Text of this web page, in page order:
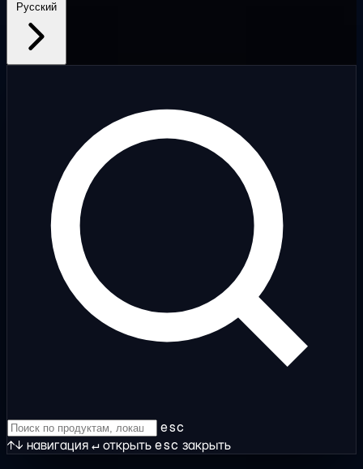
Русский
esc
↑↓ навигация↵открытьesc закрыть